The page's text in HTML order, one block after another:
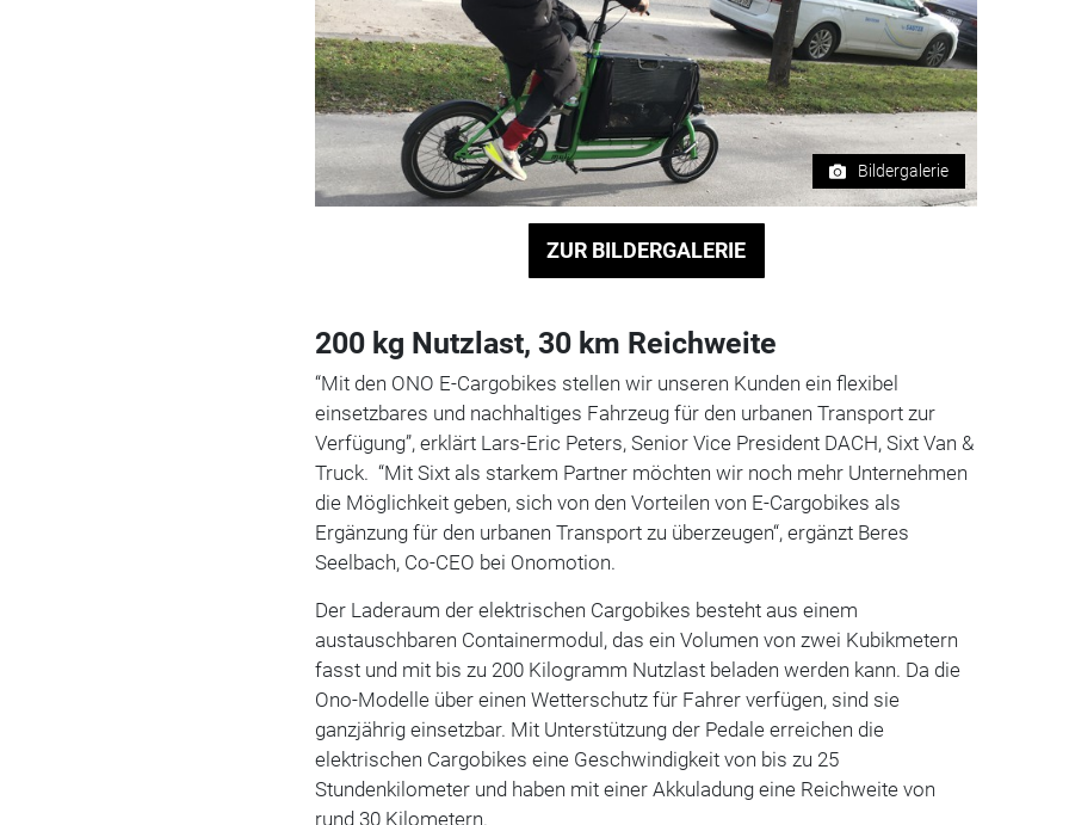
Bildergalerie
ZUR BILDERGALERIE
200 kg Nutzlast, 30 km Reichweite
“Mit den ONO E-Cargobikes stellen wir unseren Kunden ein flexibel
einsetzbares und nachhaltiges Fahrzeug für den urbanen Transport zur
Verfügung”, erklärt Lars-Eric Peters, Senior Vice President DACH, Sixt Van &
Truck. “Mit Sixt als starkem Partner möchten wir noch mehr Unternehmen
die Möglichkeit geben, sich von den Vorteilen von E-Cargobikes als
Ergänzung für den urbanen Transport zu überzeugen“, ergänzt Beres
Seelbach, Co-CEO bei Onomotion.
Der Laderaum der elektrischen Cargobikes besteht aus einem
austauschbaren Containermodul, das ein Volumen von zwei Kubikmetern
fasst und mit bis zu 200 Kilogramm Nutzlast beladen werden kann. Da die
Ono-Modelle über einen Wetterschutz für Fahrer verfügen, sind sie
ganzjährig einsetzbar. Mit Unterstützung der Pedale erreichen die
elektrischen Cargobikes eine Geschwindigkeit von bis zu 25
Stundenkilometer und haben mit einer Akkuladung eine Reichweite von
rund 30 Kilometern.